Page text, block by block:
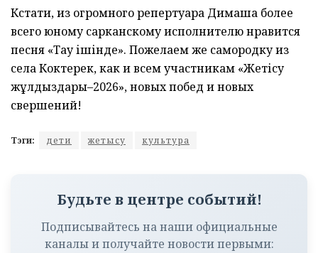
Кстати, из огромного репертуара Димаша более
всего юному сарканскому исполнителю нравится
песня «Тау ішінде». Пожелаем же самородку из
села Коктерек, как и всем участникам «Жетісу
жұлдыздары–2026», новых побед и новых
свершений!
Тэги: дети жетысу культура
Будьте в центре событий!
Подписывайтесь на наши официальные
каналы и получайте новости первыми: